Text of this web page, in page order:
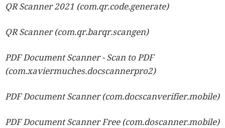
QR Scanner 2021 (com.qr.code.generate)
QR Scanner (com.qr.barqr.scangen)
PDF Document Scanner - Scan to PDF
(com.xaviermuches.docscannerpro2)
PDF Document Scanner (com.docscanverifier.mobile)
PDF Document Scanner Free (com.doscanner.mobile)